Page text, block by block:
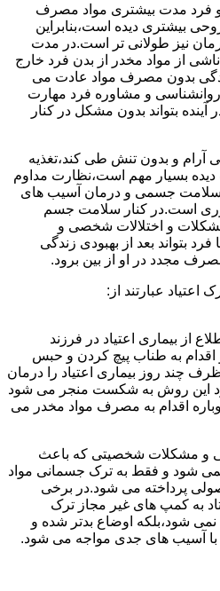
و فرد مدت بیشتری مواد مصرف
بیشتری دیده است،بنابراین
نیز طولانی تر است.در مدت
از مواد مخدر از بدن فرد خارج
بدون مصرف مواد عادت می
روانشناسی و مشاوره فرد مهارت
آینده بتواند بدون مشکل در کنار
آرام و بدون تنش طی کند،تغذیه
بسیار مهم است،نظارت مداوم
جسمی و درمان آسیب های
است.در کنار سلامت جسم
و اختلالات شخصی و
بتواند بعد از بهبودی زندگی
مجدد در او از بین برود.
عبارتند از:
از بیماری اعتیاد در فرزند
اقدام به طناب پیچ کردن و حبس
چند روز بیماری اعتیاد را درمان
این روش به شکست منجر می شود
اقدام به مصرف مواد مخدر می
و مشکلات شخصیتی که باعث
نمی شود و فقط به ترک جسمانی مواد
پرداخته می شود.در برخی
به کمپ های غیر مجاز ترک
نمی شود،بلکه اوضاع بدتر شده و
آسیب های جدی مواجه می شود.